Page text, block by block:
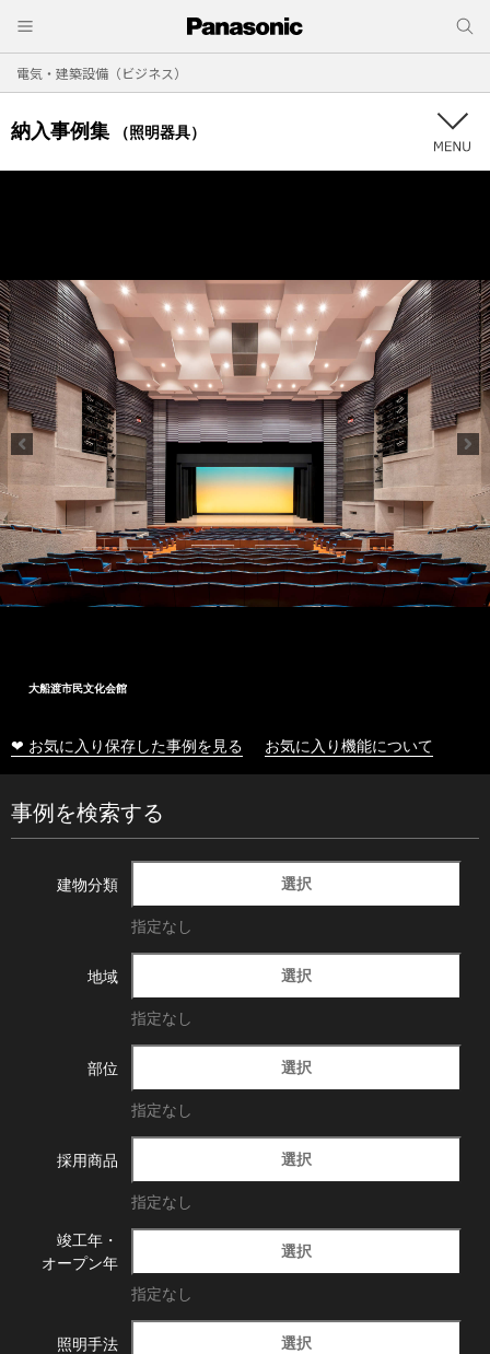
電気・建築設備（ビジネス）
納入事例集 （照明器具）
大船渡市民文化会館
❤ お気に入り保存した事例を見る お気に入り機能について
事例を検索する
建物分類 選択
指定なし
地域 選択
指定なし
部位 選択
指定なし
採用商品 選択
指定なし
竣工年・
オープン年
選択
指定なし
照明手法 選択